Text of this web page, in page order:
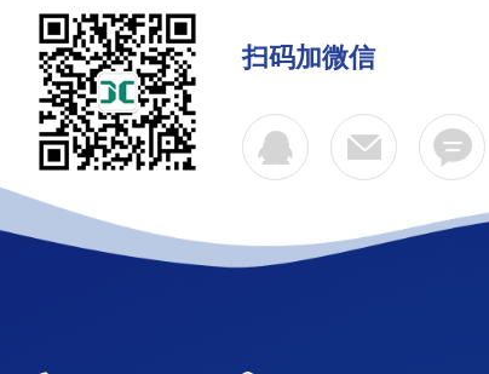
扫码加微信